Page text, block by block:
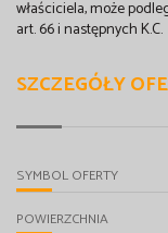
właściciela, może
art. 66 i następnych K.C.
SZCZEGÓŁY
SYMBOL OFERTY
POWIERZCHNIA